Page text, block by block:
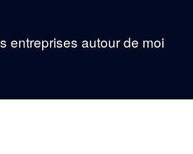
entreprises autour de moi